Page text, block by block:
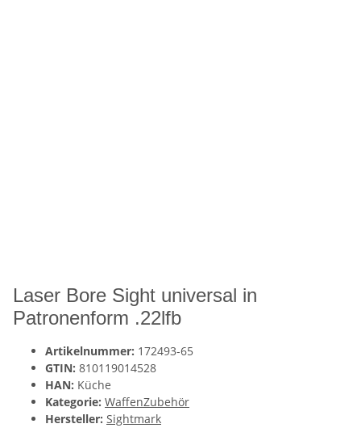
Laser Bore Sight universal in
Patronenform .22lfb
Artikelnummer: 172493-65
GTIN: 810119014528
HAN: Küche
Kategorie: WaffenZubehör
Hersteller: Sightmark